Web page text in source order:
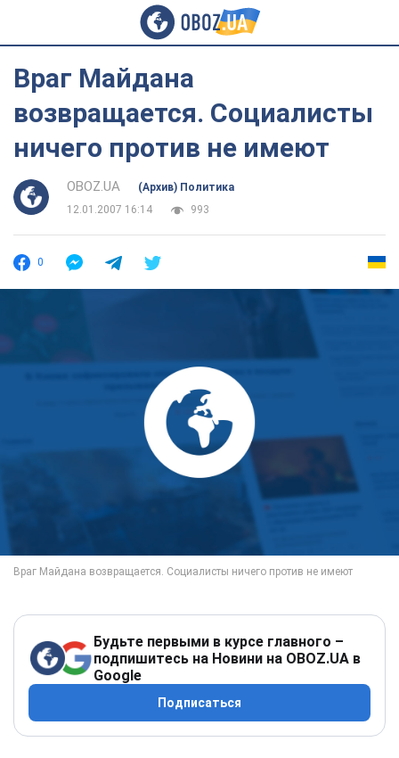
Враг Майдана
возвращается. Социалисты
ничего против не имеют
OBOZ.UA
(Архив) Политика
12.01.2007 16:14
993
0
Будьте первыми в курсе главного –
подпишитесь на Новини на OBOZ.UA в
Google
Подписаться